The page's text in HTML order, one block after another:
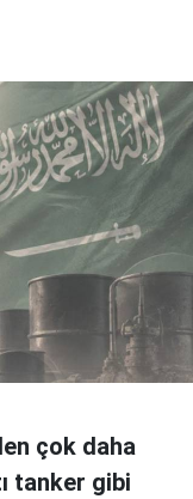
çok daha
tanker gibi